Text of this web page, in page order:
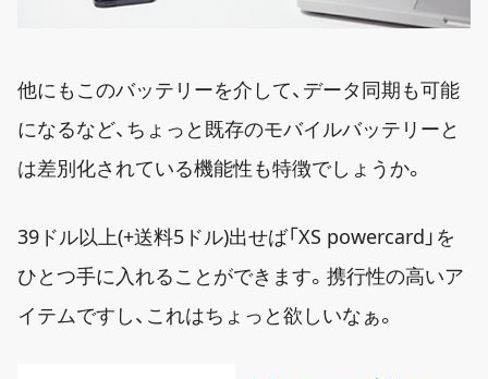
他にもこのバッテリーを介して、データ同期も可能
になるなど、ちょっと既存のモバイルバッテリーと
は差別化されている機能性も特徴でしょうか。
39ドル以上(+送料5ドル)出せば「XS powercard」を
ひとつ手に入れることができます。携行性の高いア
イテムですし、これはちょっと欲しいなぁ。